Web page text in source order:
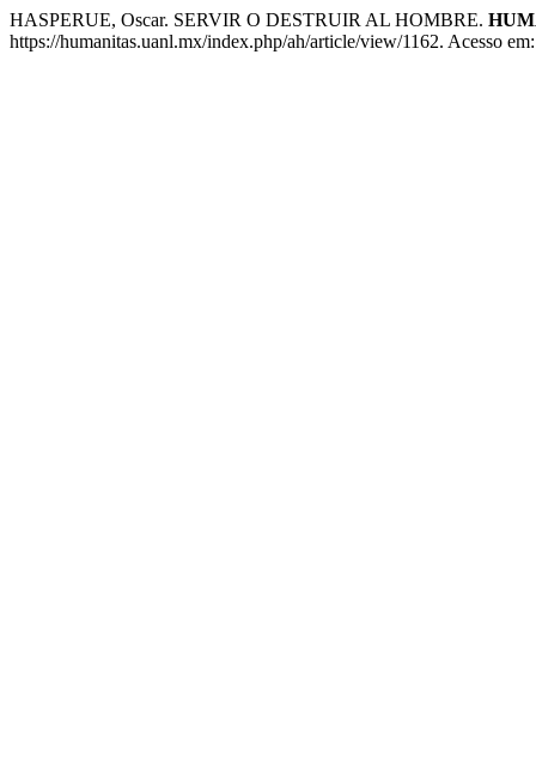
HASPERUE, Oscar. SERVIR O DESTRUIR AL HOMBRE.
https://humanitas.uanl.mx/index.php/ah/article/view/1162. Acesso